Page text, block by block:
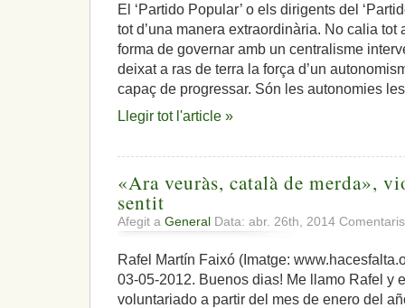
El ‘Partido Popular’ o els dirigents del
tot d’una manera extraordinària. No calia tot
forma de governar amb un centralisme
deixat a ras de terra la força d’un
capaç de progressar. Són les autonomies
Llegir tot l'article »
«Ara veuràs, català de merda»,
sentit
Afegit a General Data: abr. 26th, 2014
Rafel Martín Faixó (Imatge:
03-05-2012. Buenos dias! Me llamo Rafel y
voluntariado a partir del mes de enero del